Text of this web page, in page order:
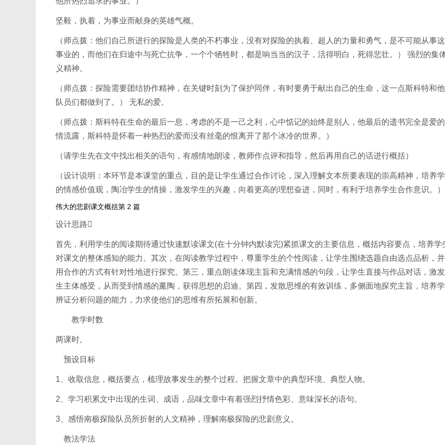
坚毅，执着，为事业而献身的英雄气概。
（师点拨：他们自己所进行的探险是人类的不朽事业，没有对探险的执着、超人的力量和勇气，是不可能从事
事业的，而他们在归途中与死亡抗争，一个个牺牲时，都是响当当的汉子，活得明白，死得悲壮。） 强烈的集
义精神。
（师点拨：探险需要团结协作精神，在关键时刻为了保护同伴，有时要勇于献出自己的生命，这一点斯科特和
队员们都做到了。） 无私的爱。
（师点拨：斯科特在生命的最后一息，考虑的不是一己之利，心中惦记的始终是别人，他最后的遗书完全是爱
情流露，斯科特是怀着一种热烈的爱而没有丝毫的恨离开了那个冰冷的世界。）
（请学生先在文中找出相关的语句，有感情地朗读，教师作点评和指导，然后再用自己的话进行概括）
（设计说明：本环节是本课堂的重点，目的是让学生通过合作讨论，深入理解文本所要表现的崇高精神，培养
的情感价值观，陶冶学生的情操，激发学生的兴趣，向着更高的理想奋进，同时，有利于培养学生合作意识。）
伟大的悲剧课文概括第 2 篇
设计思路
首先，利用学生的阅读期待通过快速默读课文(在十分钟内默读完)紧抓课文的主要信息，概括内容要点，培养学
对课文的整体感知的能力。其次，在阅读教学过程中，尊重学生的个性阅读，让学生围绕选题自由选点品析，
用合作的方式有针对性地进行探究。第三，重点朗读体现主旨和充满情感的句段，让学生直接与作品对话，激
生主体感受，从而受到情感的薰陶，获得思想的启迪。第四，发散思维的有效训练，多侧面地探究主旨，培养
辨证分析问题的能力，力求使他们的思维有所拓展和创新。
教学时数
两课时。
预设目标
1、收取信息，概括要点，梳理故事发生的整个过程。把握文章中的典型环境、典型人物。
2、学习积累文中出现的生词、成语，品味文章中有着强烈抒情色彩、意味深长的语句。
3、感悟南极探险队员所折射的人文精神，理解南极探险的悲剧意义。
教法学法